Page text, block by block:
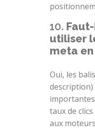
10.
utiliser
meta en
Oui, les
taux de
aux